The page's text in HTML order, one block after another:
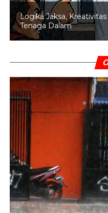
Logika Jaksa,
Tenaga Dalam